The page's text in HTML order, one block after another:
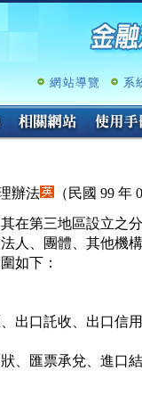
跳
容
網站導覽 系
辦法
（民國 99 年
在第三地區設立之
人、團體、其他機
如下：
出口託收、出口信
、匯票承兌、進口